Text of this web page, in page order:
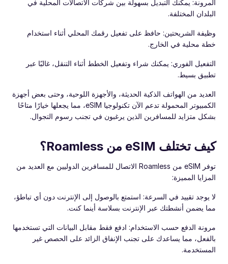
المرونة: يمكنك التبديل بسهولة بين شركات الاتصالات المحلية في
البلدان المختلفة.
وظيفة الشريحتين: حافظ على تفعيل رقمك المحلي أثناء استخدام
خطة محلية في الخارج.
التفعيل الفوري: يمكنك شراء وتفعيل الخطط أثناء التنقل، غالبًا عبر
تطبيق بسيط.
العديد من الهواتف الذكية الحديثة، والأجهزة اللوحية، وحتى بعض أجهزة
الكمبيوتر المحمولة تدعم الآن تكنولوجيا eSIM، مما يجعلها خيارًا متاحًا
بشكل متزايد للمسافرين الذين يرغبون في تجنب رسوم التجوال.
كيف تختلف eSIM من Roamless؟
توفر eSIM من Roamless الاتصال للمسافرين الدوليين مع العديد من
المزايا المميزة:
لا يوجد تقييد في السرعة: استمتع بالوصول إلى الإنترنت دون أي تباطؤ،
مما يضمن أنشطتك عبر الإنترنت بسلاسة أينما كنت.
مرونة الدفع حسب الاستخدام: ادفع فقط مقابل البيانات التي تستخدمها
بالفعل، مما يساعدك على تجنب الإنفاق الزائد على الحصص غير
المستخدمة.